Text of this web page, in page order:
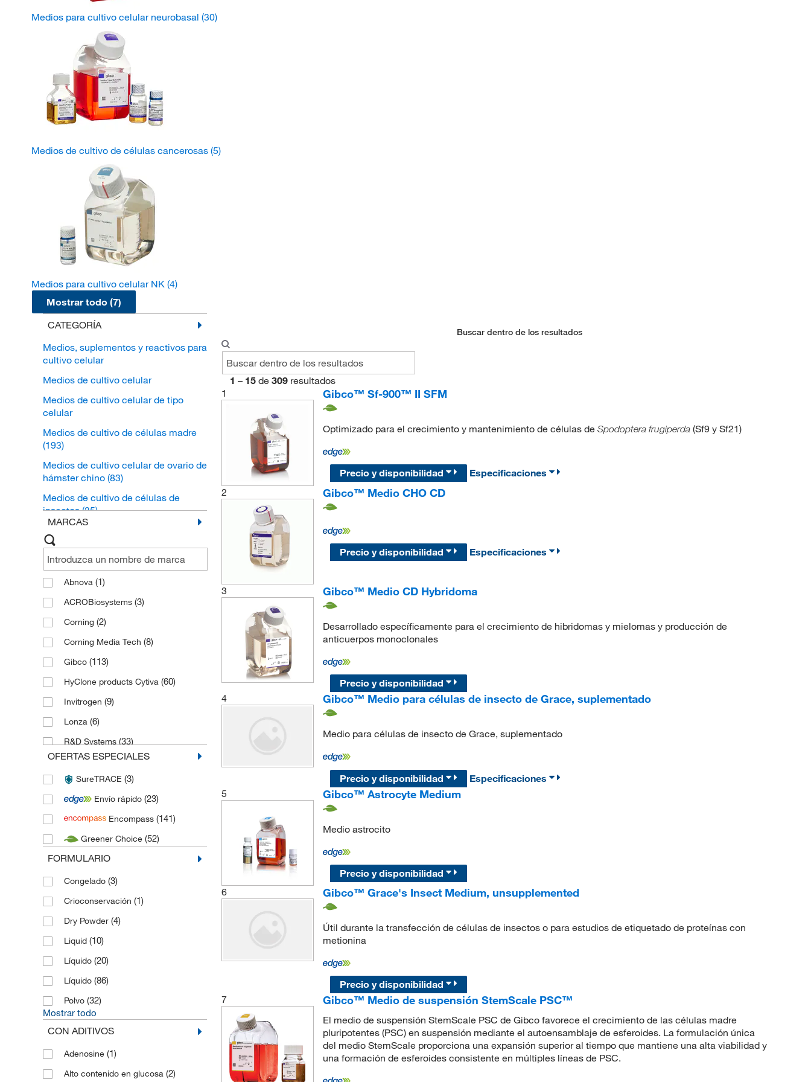
Medios para cultivo celular neurobasal (30)
Medios de cultivo de células cancerosas (5)
Medios para cultivo celular NK (4)
Mostrar todo (7)
CATEGORÍA
Medios, suplementos y reactivos para
cultivo celular
Medios de cultivo celular
Medios de cultivo celular de tipo
celular
Medios de cultivo de células madre
(193)
Medios de cultivo celular de ovario de
hámster chino (83)
Medios de cultivo de células de
insectos(35)
hibridomas y mielomas
Medios para cultivo celular
neurobasal
Medios de cultivo de células
cancerosas(5)
Medios para cultivo celular NK
MARCAS
Abnova (1)
ACROBiosystems (3)
Corning (2)
Corning Media Tech (8)
Gibco (113)
HyClone products Cytiva (60)
Invitrogen (9)
Lonza (6)
R&D Systems (33)
Sigma Aldrich(1)
Stemcell Technologies
Thermo Scientific(4)
OFERTAS ESPECIALES
SureTRACE (3)
Envío rápido (23)
Encompass (141)
Greener Choice (52)
FORMULARIO
Congelado (3)
Crioconservación (1)
Dry Powder (4)
Liquid (10)
Líquido (20)
Líquido (86)
Polvo (32)
Mostrar todo
CON ADITIVOS
Adenosine (1)
Alto contenido en glucosa (2)
Buscar dentro de los resultados
1 – 15 de 309 resultados
1
Gibco™ Sf-900™ II SFM
Optimizado para el crecimiento y mantenimiento de células de Spodoptera frugiperda(Sf9 y Sf21)
Precio y disponibilidad
Especificaciones
2
Gibco™ Medio CHO CD
Precio y disponibilidad Especificaciones
3 Gibco™ Medio CD Hybridoma
Desarrollado específicamente para el crecimiento de hibridomas y mielomas y producción de
anticuerpos monoclonales
Precio y disponibilidad
4
Gibco™ Medio para células de insecto de Grace, suplementado
Medio para células de insecto de Grace, suplementado
Precio y disponibilidad
Especificaciones
5
Gibco™ Astrocyte Medium
Medio astrocito
Precio y disponibilidad
6
Gibco™ Grace's Insect Medium, unsupplemented
Útil durante la transfección de células de insectos o para estudios de etiquetado de proteínas con
metionina
Precio y disponibilidad
7
Gibco™ Medio de suspensión StemScale PSC™
El medio de suspensión StemScale PSC de Gibco favorece el crecimiento de las células madre
pluripotentes (PSC) en suspensión mediante el autoensamblaje de esferoides. La formulación única
del medio StemScale proporciona una expansión superior al tiempo que mantiene una alta viabilidad y
una formación de esferoides consistente en múltiples líneas de PSC.